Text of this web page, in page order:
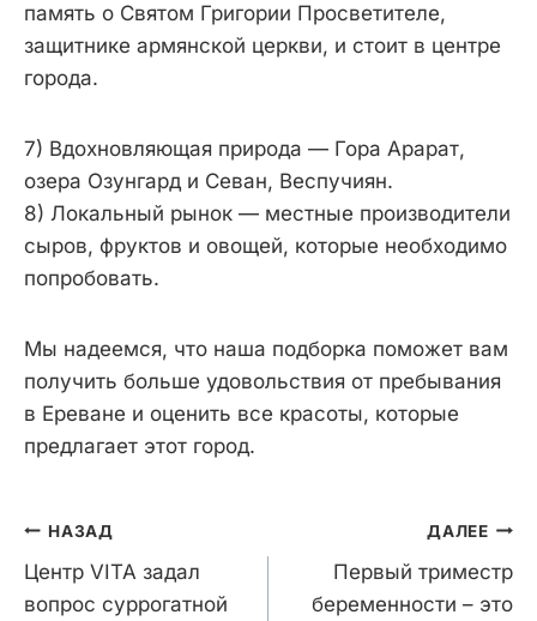
память о Святом Григории Просветителе,
защитнике армянской церкви, и стоит в центре
города.
7) Вдохновляющая природа — Гора Арарат,
озера Озунгард и Севан, Веспучиян.
8) Локальный рынок — местные производители
сыров, фруктов и овощей, которые необходимо
попробовать.
Мы надеемся, что наша подборка поможет вам
получить больше удовольствия от пребывания
в Ереване и оценить все красоты, которые
предлагает этот город.
Навигация
по
записям
НАЗАД
Центр VITA задал
вопрос суррогатной
ДАЛЕЕ
Первый триместр
беременности – это